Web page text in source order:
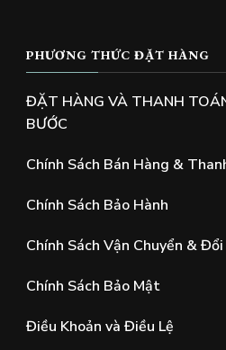
PHƯƠNG THỨC ĐẶT HÀNG
ĐẶT HÀNG VÀ THANH
BƯỚC
Chính Sách Bán Hàng &
Chính Sách Bảo Hành
Chính Sách Vận Chuyển &
Chính Sách Bảo Mật
Điều Khoản và Điều Lệ